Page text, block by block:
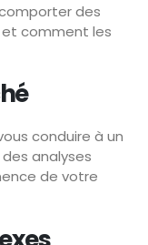
des
et comment les
conduire à un
analyses
de votre